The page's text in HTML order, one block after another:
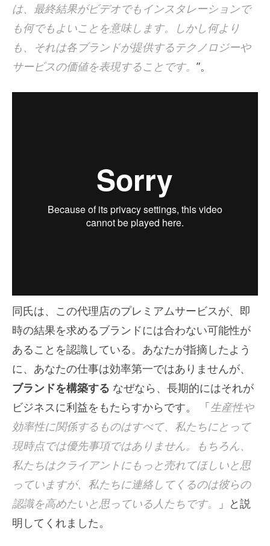
は、最終結果がビデオでもインスタレーションで
も何でもよいことを意味します。しかし何より
も、それは各ブランドが提供するテクノロジーや
サービスの価値を表現することです。 ”。
同氏は、この代理店のプレミアムサービスが、即
時の結果を求めるブランドには合わない可能性が
あることを認識している。あなたが指摘したよう
に、あなたの仕事は効率第一ではありませんが、
ブランドを構築する なぜなら、長期的にはそれが
ビジネスに利益をもたらすからです。 「生産性や
効率性に関係するものはすべて、私たちにとって
現時点では優先事項ではありません。もちろん、
私たちはクライアントにもっと売れてほしいと思
っていますが、私たちに連絡してくるのは彼らの
認識を高めたいと思っている人たちです。
」と説
明してくれました。